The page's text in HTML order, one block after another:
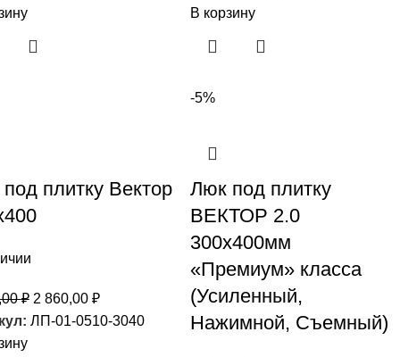
В корзину
плитку Вектор
₽ 2 860,00 ₽
ЛП-01-0510-3040
-5%
Люк под плитку
ВЕКТОР 2.0
300х400мм
«Премиум» класса
(Усиленный,
Нажимной, Съемный)